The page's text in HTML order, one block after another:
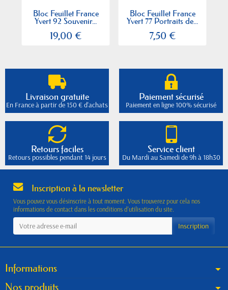
Bloc Feuillet France
Yvert 92 Souvenir...
19,00 €
Bloc Feuillet France
Yvert 77 Portraits de...
7,50 €
Livraison gratuite
En France à partir de 150 € d'achats
Paiement sécurisé
Paiement en ligne 100% sécurisé
Retours faciles
Retours possibles pendant 14 jours
Service client
Du Mardi au Samedi de 9h à 18h30
Inscription à la newsletter
Vous pouvez vous désinscrire à tout moment. Vous trouverez pour cela nos
informations de contact dans les conditions d'utilisation du site.
Informations
Nos produits